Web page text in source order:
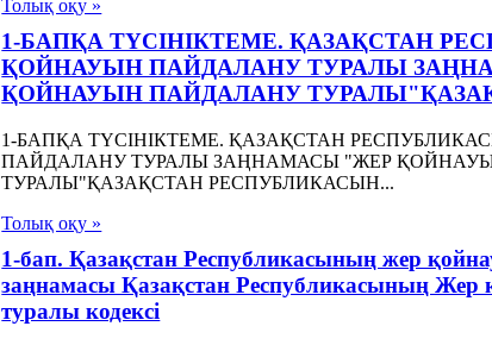
Толық оқу »
1-БАПҚА ТҮСІНІКТЕМЕ. ҚАЗАҚСТАН
ҚОЙНАУЫН ПАЙДАЛАНУ ТУРАЛЫ
ҚОЙНАУЫН ПАЙДАЛАНУ
1-БАПҚА ТҮСІНІКТЕМЕ. ҚАЗАҚСТАН
ПАЙДАЛАНУ ТУРАЛЫ ЗАҢНАМАСЫ "ЖЕР
ТУРАЛЫ"ҚАЗАҚСТАН РЕСПУБЛИКАСЫН...
Толық оқу »
1-бап. Қазақстан Республикасының жер
заңнамасы Қазақстан Республикасының
туралы кодексі